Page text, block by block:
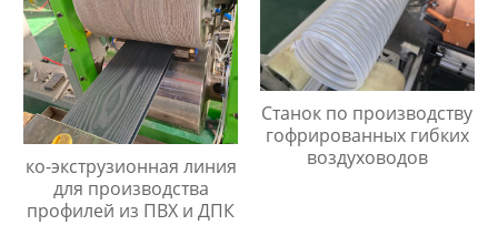
ко-экструзионная линия
для производства
профилей из ПВХ и ДПК
Станок по производству
гофрированных гибких
воздуховодов